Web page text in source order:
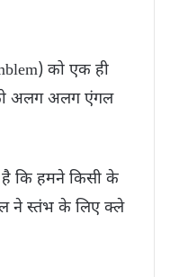
को एक ही
को अलग अलग एंगल
है कि हमने किसी के
ने स्तंभ के लिए क्ले